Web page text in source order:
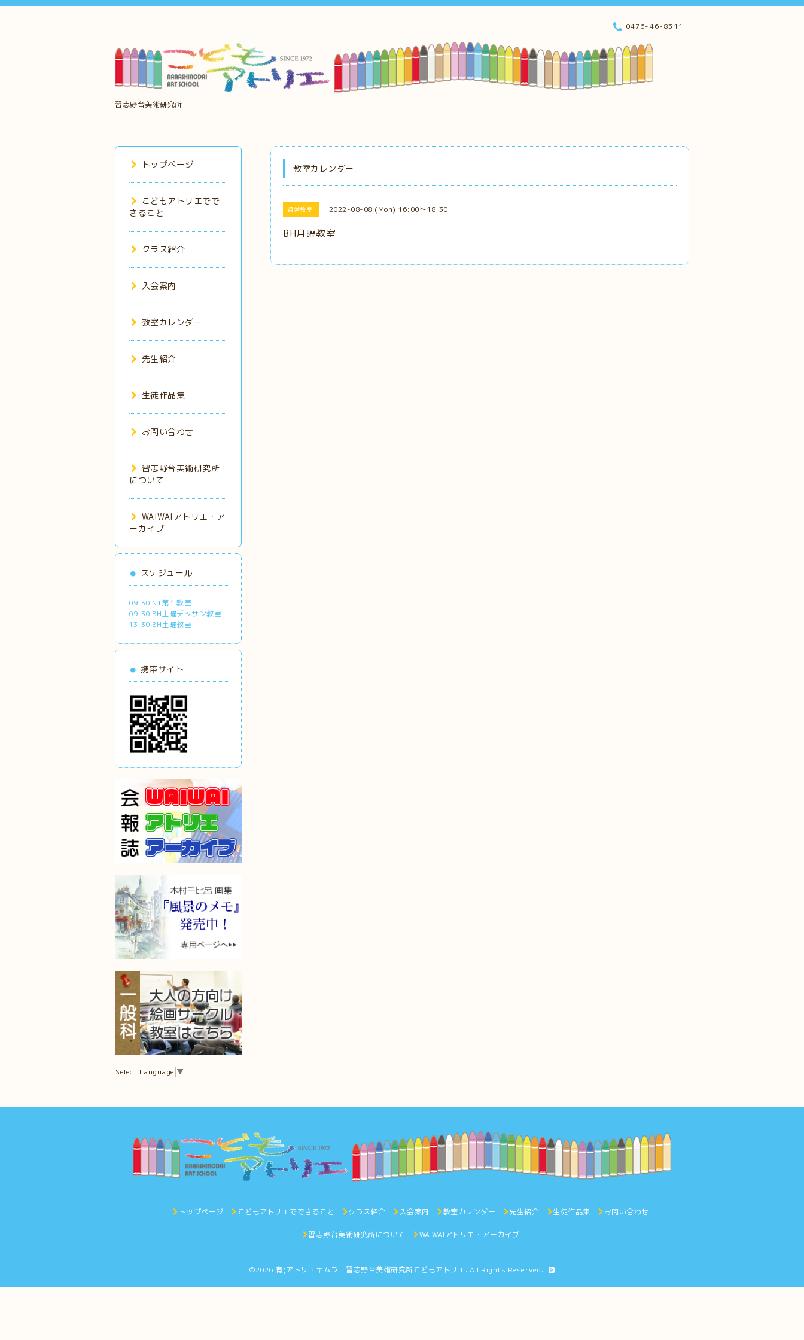
習志野台美術研究所
0476-46-8311
教室カレンダー
通常教室 2022-08-08 (Mon) 16:00～18:30
BH月曜教室
トップページ
こどもアトリエでで
きること
クラス紹介
入会案内
教室カレンダー
先生紹介
生徒作品集
お問い合わせ
習志野台美術研究所
について
WAIWAIアトリエ・ア
ーカイブ
スケジュール
09:30 NT第１教室
09:30 BH土曜デッサン教室
13:30 BH土曜教室
携帯サイト
Select Language ▼
トップページ こどもアトリエでできること クラス紹介 入会案内 教室カレンダー 先生紹介 生徒作品集 お問い合わせ
習志野台美術研究所について WAIWAIアトリエ・アーカイブ
©2026 有)アトリエキムラ 習志野台美術研究所こどもアトリエ. All Rights Reserved.